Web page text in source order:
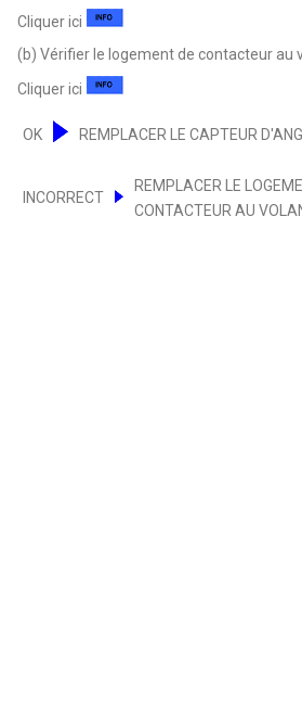
Cliquer ici
(b) Vérifier le logement de contacteur au
Cliquer ici
OK REMPLACER LE CAPTEUR
INCORRECT
REMPLACER LE
CONTACTEUR AU